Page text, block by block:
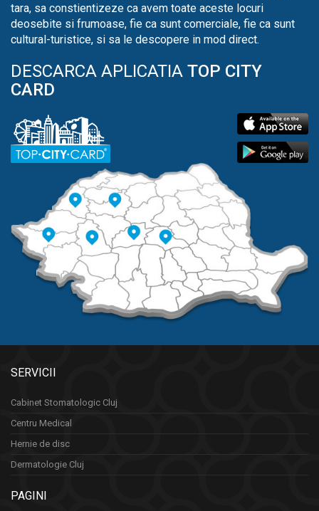
tara, sa constientizeze ca avem toate aceste locuri
deosebite si frumoase, fie ca sunt comerciale, fie ca sunt
cultural-turistice, si sa le descopere in mod direct.
DESCARCA APLICATIA TOP CITY
CARD
SERVICII
Cabinet Stomatologic Cluj
Centru Medical
Hernie de disc
Dermatologie Cluj
PAGINI